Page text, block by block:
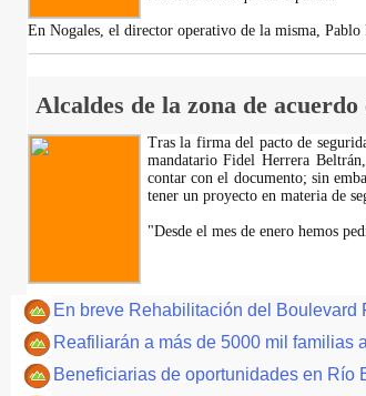
En Nogales, el director operativo de la misma,
Alcaldes de la zona de
Tras la firma del pacto de
mandatario Fidel Herrera
contar con el documento; sin
tener un proyecto en materia de
"Desde el mes de enero hemos
En breve Rehabilitación del Boulevard
Reafiliarán a más de 5000 mil familias
Beneficiarias de oportunidades en Río